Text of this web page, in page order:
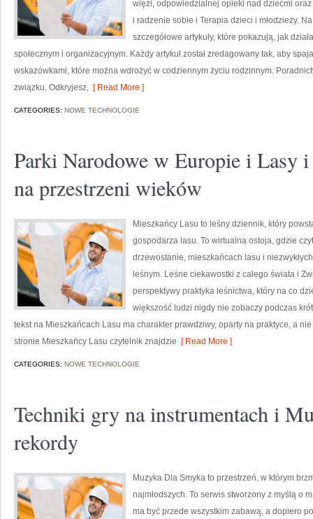
więzi, odpowiedzialnej opieki nad dziećmi
i radzenie sobie i Terapia dzieci i młodzieży.
szczegółowe artykuły, które pokazują, jak
społecznym i organizacyjnym. Każdy artykuł został zredagowany tak, aby
wskazówkami, które można wdrożyć w codziennym życiu rodzinnym.
związku. Odkryjesz, [ Read More ]
CATEGORIES: NOWE TECHNOLOGIE
Parki Narodowe w Europie i Lasy i
na przestrzeni wieków
Mieszkańcy Lasu to leśny dziennik, który
gospodarza lasu. To wirtualna ostoja, gdzie
drzewostanie, mieszkańcach lasu i
leśnym. Leśne ciekawostki z całego świata i
perspektywy praktyka leśnictwa, który na co
większość ludzi nigdy nie zobaczy podczas
tekst na Mieszkańcach Lasu ma charakter prawdziwy, oparty na praktyce, a
stronie Mieszkańcy Lasu czytelnik znajdzie [ Read More ]
CATEGORIES: NOWE TECHNOLOGIE
Techniki gry na instrumentach i
rekordy
Muzyka Dla Smyka to przestrzeń, w którym
najmłodszych. To serwis stworzony z myślą o
ma być przede wszystkim zabawą, a dopiero